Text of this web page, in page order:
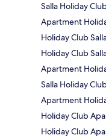
Salla Holiday
Apartment
Holiday Club
Holiday Club
Apartment
Salla Holiday
Apartment
Holiday Club
Holiday Club